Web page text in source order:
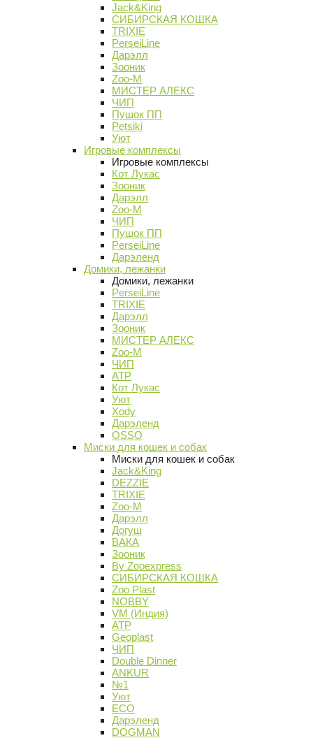
Jack&King
СИБИРСКАЯ КОШКА
TRIXIE
PerseiLine
Дарэлл
Зооник
Zoo-M
МИСТЕР АЛЕКС
ЧИП
Пушок ПП
Petsiki
Уют
Игровые комплексы
Игровые комплексы
Кот Лукас
Зооник
Дарэлл
Zoo-M
ЧИП
Пушок ПП
PerseiLine
Дарэленд
Домики, лежанки
Домики, лежанки
PerseiLine
TRIXIE
Дарэлл
Зооник
МИСТЕР АЛЕКС
Zoo-M
ЧИП
АТР
Кот Лукас
Уют
Xody
Дарэленд
OSSO
Миски для кошек и собак
Миски для кошек и собак
Jack&King
DEZZIE
TRIXIE
Zoo-M
Дарэлл
Догуш
ВАКА
Зооник
By Zooexpress
СИБИРСКАЯ КОШКА
Zoo Plast
NOBBY
VM (Индия)
АТР
Geoplast
ЧИП
Double Dinner
ANKUR
№1
Уют
ECO
Дарэленд
DOGMAN